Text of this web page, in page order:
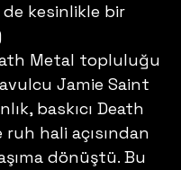
kesinlikle bir
Metal topluluğu
Jamie Saint
baskıcı Death
hali açısından
dönüştü. Bu